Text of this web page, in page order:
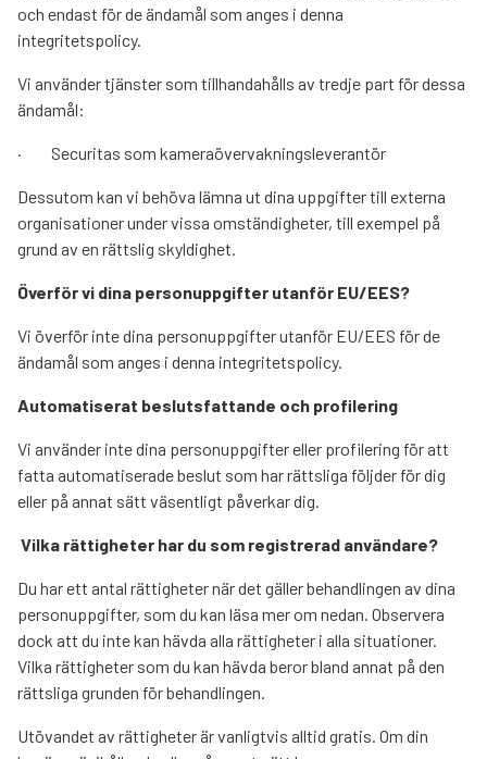
och endast för de ändamål som anges i denna
integritetspolicy.
Vi använder tjänster som tillhandahålls av tredje part för dessa
ändamål:
· Securitas som kameraövervakningsleverantör
Dessutom kan vi behöva lämna ut dina uppgifter till externa
organisationer under vissa omständigheter, till exempel på
grund av en rättslig skyldighet.
Överför vi dina personuppgifter utanför EU/EES?
Vi överför inte dina personuppgifter utanför EU/EES för de
ändamål som anges i denna integritetspolicy.
Automatiserat beslutsfattande och profilering
Vi använder inte dina personuppgifter eller profilering för att
fatta automatiserade beslut som har rättsliga följder för dig
eller på annat sätt väsentligt påverkar dig.
Vilka rättigheter har du som registrerad användare?
Du har ett antal rättigheter när det gäller behandlingen av dina
personuppgifter, som du kan läsa mer om nedan. Observera
dock att du inte kan hävda alla rättigheter i alla situationer.
Vilka rättigheter som du kan hävda beror bland annat på den
rättsliga grunden för behandlingen.
Utövandet av rättigheter är vanligtvis alltid gratis. Om din